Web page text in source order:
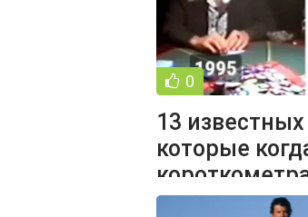
0
13
которые
фото)